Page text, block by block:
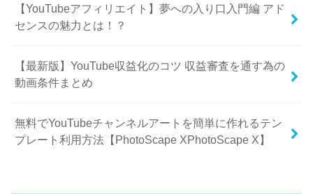
【YouTubeアフィリエイト】夢への入り口入門編 アド
センスの魅力とは！？
【最新版】YouTube収益化のコツ 収益審査を通す為の
動画条件まとめ
無料でYouTubeチャンネルアートを簡単に作れるテン
プレート利用方法【PhotoScape XPhotoScape X】